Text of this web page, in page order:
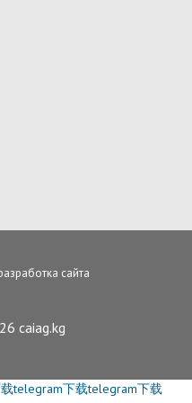
сайта
caiag.kg
telegram下载telegram下载